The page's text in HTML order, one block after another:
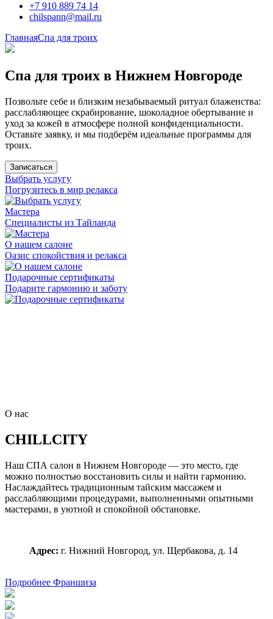
+7 910 889 74 14
chilspann@mail.ru
ГлавнаяСпа для троих
Спа для троих в Нижнем Новгороде
Позвольте себе и близким незабываемый ритуал блаженства:
расслабляющее скрабирование, шоколадное обертывание и
уход за кожей в атмосфере полной конфиденциальности.
Оставьте заявку, и мы подберём идеальные программы для
троих.
Записаться
Выбрать услугу
Погрузитесь в мир релакса
Мастера
Специалисты из Тайланда
О нашем салоне
Оазис спокойствия и релакса
Подарочные сертификаты
Подарите гармонию и заботу
О нас
CHILLCITY
Наш СПА салон в Нижнем Новгороде — это место, где
можно полностью восстановить силы и найти гармонию.
Наслаждайтесь традиционным тайским массажем и
расслабляющими процедурами, выполненными опытными
мастерами, в уютной и спокойной обстановке.
Адрес: г. Нижний Новгород, ул. Щербакова, д. 14
Подробнее Франшиза